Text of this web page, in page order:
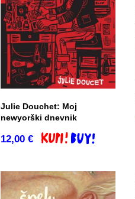
Julie Douchet: Moj
newyorški dnevnik
12,00 € Dodaj v košarico